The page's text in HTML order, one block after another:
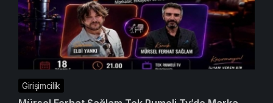
Girişimcilik